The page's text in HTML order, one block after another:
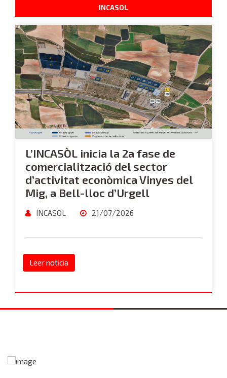
INCASOL
L’INCASÒL inicia la 2a fase de
comercialització del sector
d’activitat econòmica Vinyes del
Mig, a Bell-lloc d’Urgell
INCASOL 21/07/2026
Leer noticia